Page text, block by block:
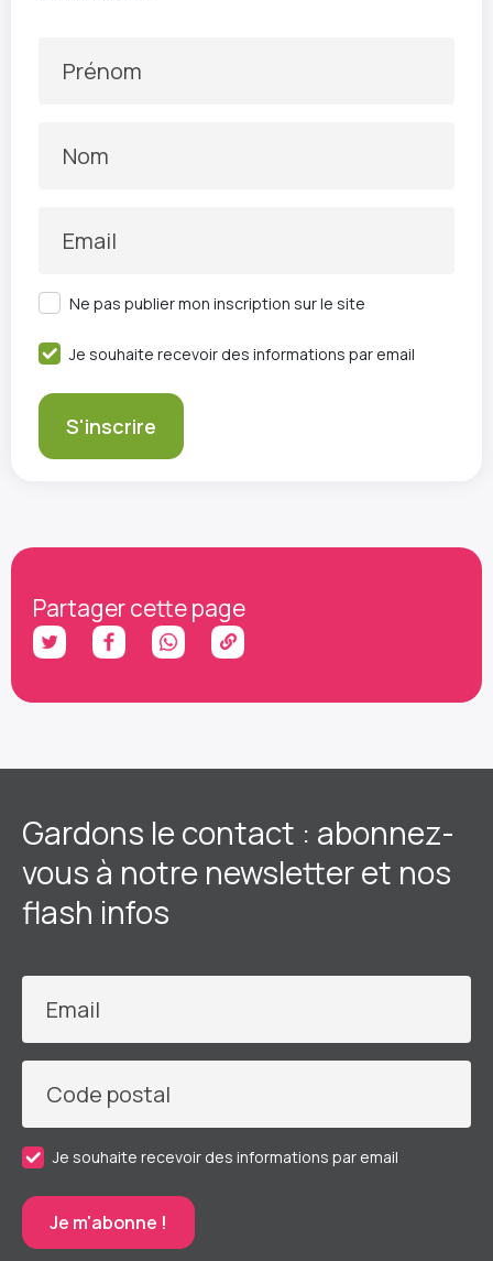
Prénom
Nom
Email
Ne pas publier mon inscription sur le site
Je souhaite recevoir des informations par email
Partager cette page
Gardons le contact : abonnez-
vous à notre newsletter et nos
flash infos
Email
Code postal
Je souhaite recevoir des informations par email